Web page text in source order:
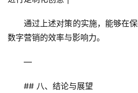
通过上述对策的实施，能够在
数字营销的效率与影响力。
—
## 八、结论与展望